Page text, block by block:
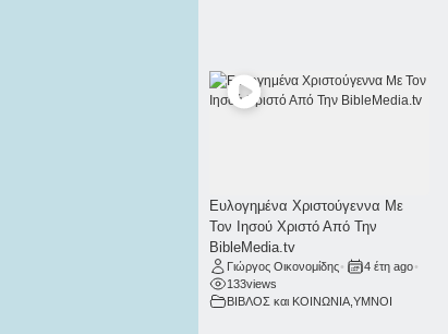
Ευλογημένα Χριστούγεννα Με
Τον Ιησού Χριστό Από Την
BibleMedia.tv
Γιώργος Οικονομίδης• 4 έτη ago•
133views
ΒΙΒΛΟΣ και ΚΟΙΝΩΝΙΑ ΥΜΝΟΙ